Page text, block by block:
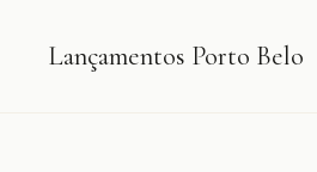
Lançamentos Porto Belo